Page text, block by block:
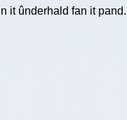
it ûnderhald fan it pand.